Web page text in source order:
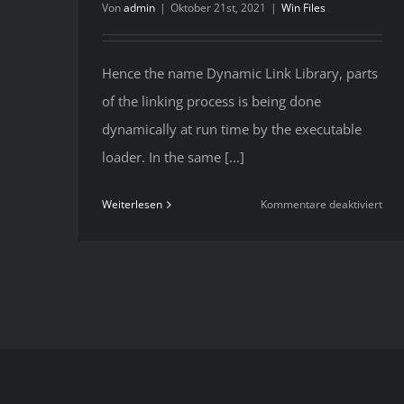
Vonadmin | Oktober 21st, 2021 | Win Files
Hence the name Dynamic Link Library, parts
of the linking process is being done
dynamically at run time by the executable
loader. In the same [...]
Weiterlesen Kommentare deaktiviertfür